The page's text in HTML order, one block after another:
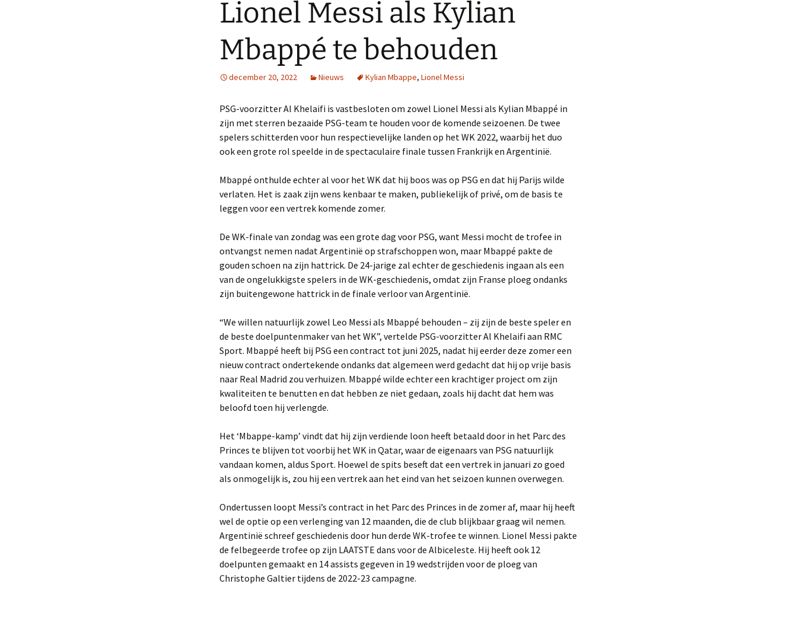
Lionel Messi als Kylian
Mbappé te behouden
december 20, 2022 Nieuws Kylian Mbappe, Lionel Messi
PSG-voorzitter Al Khelaifi is vastbesloten om zowel Lionel Messi als Kylian Mbappé in
zijn met sterren bezaaide PSG-team te houden voor de komende seizoenen. De twee
spelers schitterden voor hun respectievelijke landen op het WK 2022, waarbij het duo
ook een grote rol speelde in de spectaculaire finale tussen Frankrijk en Argentinië.
Mbappé onthulde echter al voor het WK dat hij boos was op PSG en dat hij Parijs wilde
verlaten. Het is zaak zijn wens kenbaar te maken, publiekelijk of privé, om de basis te
leggen voor een vertrek komende zomer.
De WK-finale van zondag was een grote dag voor PSG, want Messi mocht de trofee in
ontvangst nemen nadat Argentinië op strafschoppen won, maar Mbappé pakte de
gouden schoen na zijn hattrick. De 24-jarige zal echter de geschiedenis ingaan als een
van de ongelukkigste spelers in de WK-geschiedenis, omdat zijn Franse ploeg ondanks
zijn buitengewone hattrick in de finale verloor van Argentinië.
“We willen natuurlijk zowel Leo Messi als Mbappé behouden – zij zijn de beste speler en
de beste doelpuntenmaker van het WK”, vertelde PSG-voorzitter Al Khelaifi aan RMC
Sport. Mbappé heeft bij PSG een contract tot juni 2025, nadat hij eerder deze zomer een
nieuw contract ondertekende ondanks dat algemeen werd gedacht dat hij op vrije basis
naar Real Madrid zou verhuizen. Mbappé wilde echter een krachtiger project om zijn
kwaliteiten te benutten en dat hebben ze niet gedaan, zoals hij dacht dat hem was
beloofd toen hij verlengde.
Het ‘Mbappe-kamp’ vindt dat hij zijn verdiende loon heeft betaald door in het Parc des
Princes te blijven tot voorbij het WK in Qatar, waar de eigenaars van PSG natuurlijk
vandaan komen, aldus Sport. Hoewel de spits beseft dat een vertrek in januari zo goed
als onmogelijk is, zou hij een vertrek aan het eind van het seizoen kunnen overwegen.
Ondertussen loopt Messi’s contract in het Parc des Princes in de zomer af, maar hij heeft
wel de optie op een verlenging van 12 maanden, die de club blijkbaar graag wil nemen.
Argentinië schreef geschiedenis door hun derde WK-trofee te winnen. Lionel Messi pakte
de felbegeerde trofee op zijn LAATSTE dans voor de Albiceleste. Hij heeft ook 12
doelpunten gemaakt en 14 assists gegeven in 19 wedstrijden voor de ploeg van
Christophe Galtier tijdens de 2022-23 campagne.